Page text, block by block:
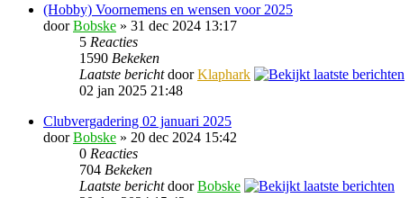
(Hobby) Voornemens en wensen voor 2025
doorBobske » 31 dec 2024 13:17
5 Reacties
1590 Bekeken
Laatste berichtdoorKlaphark
02 jan 2025 21:48
Clubvergadering 02 januari 2025
doorBobske » 20 dec 2024 15:42
0 Reacties
704 Bekeken
Laatste berichtdoorBobske